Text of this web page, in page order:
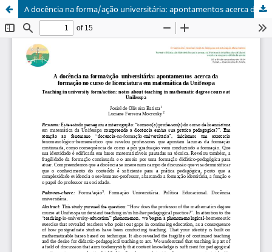
A docência na forma/ação universitária: apontamentos acerca da formação no curso de licenciatura em matemática da Unifesspa